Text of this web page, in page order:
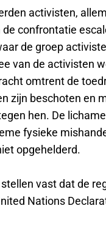
activisten,
de confrontatie
de groep
van de activisten
omtrent de
zijn beschoten en
hen. De
fysieke
opgehelderd.
vast dat de
Nations